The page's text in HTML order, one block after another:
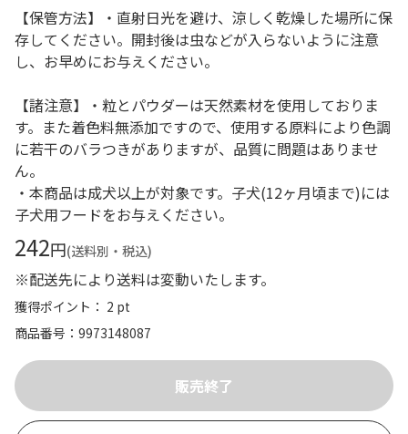
【保管方法】・直射日光を避け、涼しく乾燥した場所に保
存してください。開封後は虫などが入らないように注意
し、お早めにお与えください。
【諸注意】・粒とパウダーは天然素材を使用しておりま
す。また着色料無添加ですので、使用する原料により色調
に若干のバラつきがありますが、品質に問題はありませ
ん。
・本商品は成犬以上が対象です。子犬(12ヶ月頃まで)には
子犬用フードをお与えください。
242円(送料別・税込)
※配送先により送料は変動いたします。
獲得ポイント： 2 pt
商品番号
9973148087